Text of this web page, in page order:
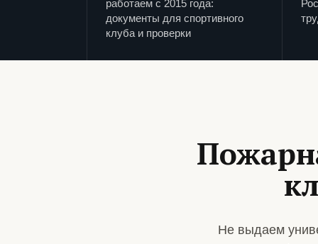
работаем с 2015 года:
документы для спортивного
клуба и проверки
Не выдаем